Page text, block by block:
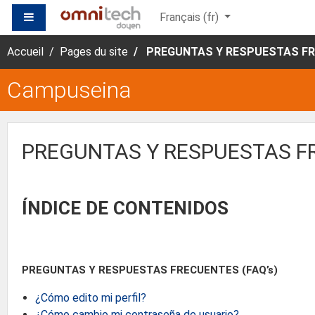
Passer au contenu principal
PANNEAU LATÉRAL Français ‎(fr)‎
Accueil Pages du site PREGUNTAS Y RESPUESTAS
Campuseina
PREGUNTAS Y RESPUESTAS
ÍNDICE DE CONTENIDOS
PREGUNTAS Y RESPUESTAS FRECUENTES (FAQ’s)
¿Cómo edito mi perfil?